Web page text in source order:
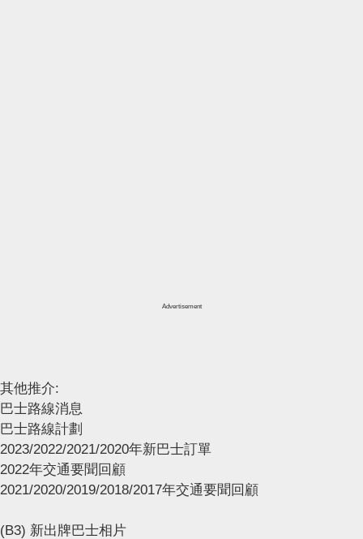
Advertisement
其他推介:
巴士路線消息
巴士路線計劃
2023/2022/2021/2020年新巴士訂單
2022年交通要聞回顧
2021/2020/2019/2018/2017年交通要聞回顧
(B3) 新出牌巴士相片